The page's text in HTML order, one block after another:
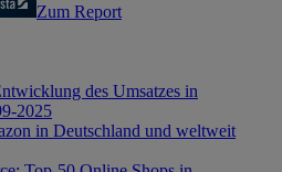
Zum Report
des Umsatzes in
2025
in Deutschland und weltweit